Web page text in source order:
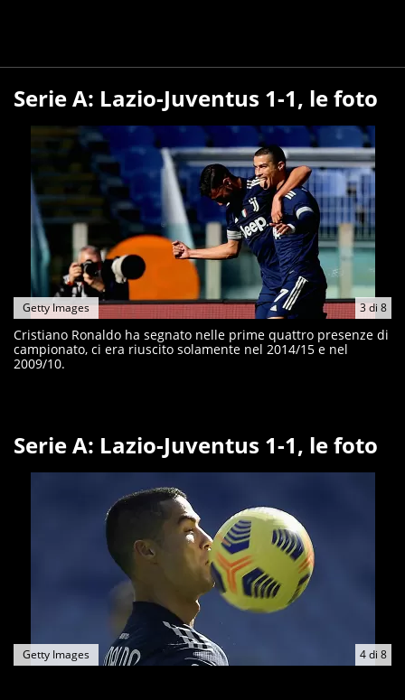
Serie A: Lazio-Juventus 1-1, le foto
3di 8
Getty Images
Cristiano Ronaldo ha segnato nelle prime quattro presenze di
campionato, ci era riuscito solamente nel 2014/15 e nel
2009/10.
Serie A: Lazio-Juventus 1-1, le foto
4di 8
Getty Images